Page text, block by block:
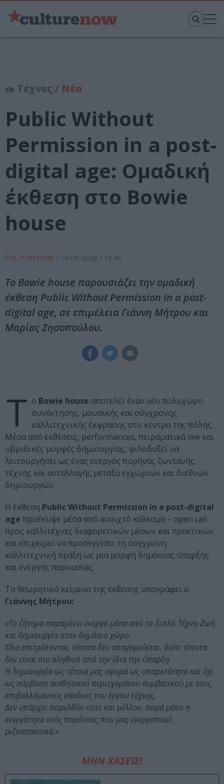
Τέχνες / Νέα
Public Without
Permission in a post-
digital age: Ομαδική
έκθεση στο Bowie
house
CULTURENOW / 10-06-2026 / 13:46
Το Bowie house παρουσιάζει την ομαδική
έκθεση Public Without Permission in a post-
digital age, σε επιμέλεια Γιάννη Μήτρου και
Μαρίας Ζησοπούλου.
Τ ο Bowie house αποτελεί έναν νέο πολυχώρο
συνάντησης, μουσικής και σύγχρονης
καλλιτεχνικής έκφρασης στο κέντρο της πόλης.
Μέσα από εκθέσεις, performances, πειραματικά live και
υβριδικές μορφές δημιουργίας, φιλοδοξεί να
λειτουργήσει ως ένας ενεργός πυρήνας ζωντανής
τέχνης και ανταλλαγής μεταξύ εγχώριων και διεθνών
δημιουργών.
Η έκθεση Public Without Permission in a post-digital
age προέκυψε μέσα από ανοιχτό κάλεσμα – open call
προς καλλιτέχνες διαφορετικών μέσων και πρακτικών
και επιχειρεί να προσεγγίσει τη σύγχρονη
καλλιτεχνική πράξη ως μια μορφή δημόσιας ύπαρξης
και ενεργής παρουσίας.
Το θεωρητικό κείμενο της έκθεσης υπογράφει ο
Γιάννης Μήτρου:
«Το ζήτημα παραμένει ενεργό μέσα από το διπλό Τέχνη-Ζωή
και δημιουργία στον δημόσιο χώρο.
Όλα επιτρέπονται, τίποτα δεν απαγορεύεται, διότι τίποτα
δεν είναι πιο αληθινό από την ίδια την ύπαρξη.
Η δημιουργία ως τέτοια μας αφορά ως υπαρκτότητα και όχι
ως σύμβαση αισθητικού περιεχομένου συμβατικού με τους
επιβαλλόμενους κανόνες του έργου τέχνης.
Δεν υπάρχει παρελθόν ούτε και μέλλον, παρά μόνο η
ενεργότητα ενός παρόντος που μας ενεργοποιεί
ριζοσπαστικά.»
ΜΗΝ ΧΑΣΕΙΣ!